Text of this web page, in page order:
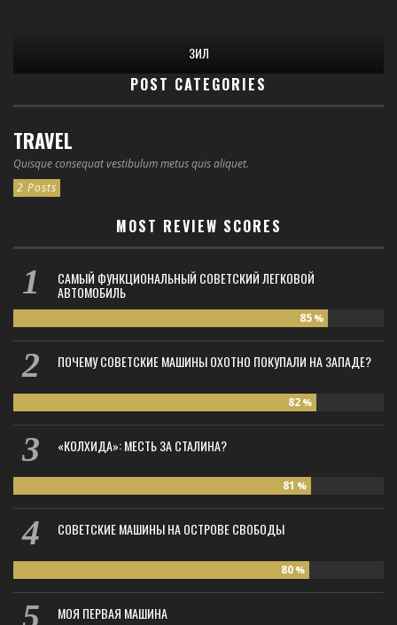
ЗИЛ
POST CATEGORIES
TRAVEL
Quisque consequat vestibulum metus quis aliquet.
2 Posts
MOST REVIEW SCORES
САМЫЙ ФУНКЦИОНАЛЬНЫЙ СОВЕТСКИЙ ЛЕГКОВОЙ
АВТОМОБИЛЬ
85 %
ПОЧЕМУ СОВЕТСКИЕ МАШИНЫ ОХОТНО ПОКУПАЛИ НА ЗАПАДЕ?
82 %
«КОЛХИДА»: МЕСТЬ ЗА СТАЛИНА?
81 %
СОВЕТСКИЕ МАШИНЫ НА ОСТРОВЕ СВОБОДЫ
80 %
МОЯ ПЕРВАЯ МАШИНА